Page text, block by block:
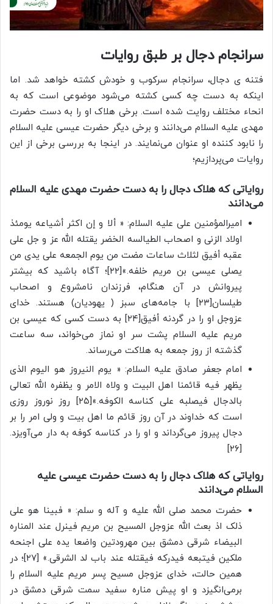
سرانجام دجال بر طبق روایات
فتنه ی دجال، سرانجام سرکوب و خودش کشته خواهد شد. اما
اینکه به دست چه کسی کشته می‌شود موضوعی است که به
انحاء مختلف روایت شده است. برخی هلاک او را به دست حضرت
مهدی علیه السلام می‌دانند و برخی دیگر حضرت عیسی علیه السلام
را نابود کننده او عنوان می‌نمایند. در اینجا به بررسی برخی از این
روایات می‌پردازیم؛
روایاتی که هلاک دجال را به دست حضرت مهدی علیه السلام
می‌دانند
امیرالمؤمنین علی علیه السلام: « ألا و إن اکثر أشیاعه یومئذ
اولاد الزنی و اصحاب الطیالسه الخضر یقتله الله عز و جل علی
عقبه أفیق لثلاث ساعات مضت من یوم الجمعه علی یدی من
یصلی عیسی بن مریم خلفه.»[۲۲]؛ آگاه باشید که بیشتر
پیروانش در آن هنگام، فرزندان نامشروع و اصحاب
طیلسان[۲۳] با جامه‌های سبز ( یهودیان) هستند. خدای
عزوجل او را در گردنه أفیق[۲۴] به دست کسی که عیسی بن
مریم علیه السلام پشت سر او نماز می‌خواند، سه ساعت
گذشته از روز جمعه به هلاکت می‌رساند.
امام جعفر صادق علیه السلام: « یوم النیروز هو الیوم الذی
یظهر فیه قائمنا اهل البیت و ولاه الامر و یظفره الله تعالی
بالدجال فیصلبه علی کناسه الکوفه.»[۲۵] روز نوروز روزی
است که خداوند در آن روز قائم ما اهل بیت و ولی امر را بر
دجال پیروز می‌گرداند و او را در کناسه کوفه به دار می‌آویزد.
[۲۶]
روایاتی که هلاک دجال را به دست حضرت عیسی علیه
السلام می‌دانند
حضرت محمد صلی الله علیه و آله و سلم: « فبینا هو علی
ذلک اذ بعث الله عزوجل المسیح بن مریم فینرل عند المناره
البیضاء شرقی دمشق بین مهرودتین واضعا یده علی اجنحه
ملکین فیتبعه فیدرکه فیقتله عند باب لد الشرقی.» [۲۷]؛ در
همین حالت، خدای عزوجل مسیح پسر مریم علیه السلام را
برمی‌انگیزد و او پیش مناره سفید سمت شرقی دمشق در